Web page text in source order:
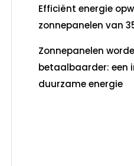
Efficiënt energie
zonnepanelen van
Zonnepanelen
betaalbaarder: een
duurzame energie